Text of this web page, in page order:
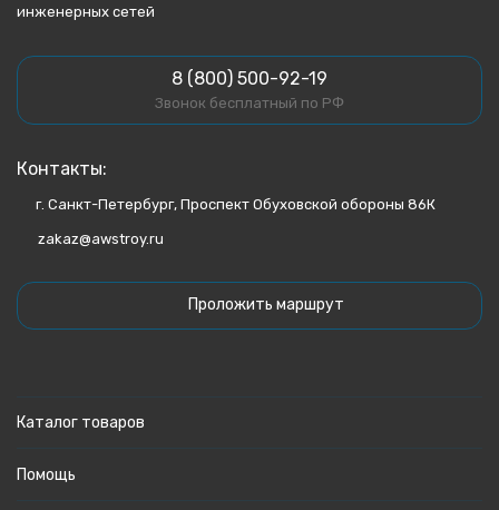
инженерных сетей
8 (800) 500-92-19
Звонок бесплатный по РФ
Контакты:
г. Санкт-Петербург, Проспект Обуховской обороны 86К
zakaz@awstroy.ru
Проложить маршрут
Каталог товаров
Помощь